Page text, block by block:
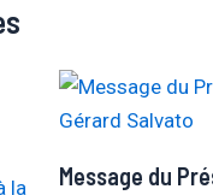
Message du